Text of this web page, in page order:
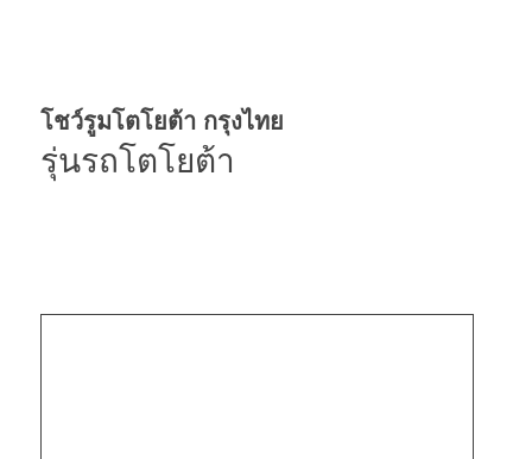
โชว์รูมโตโยต้า กรุงไทย
รุ่นรถโตโยต้า